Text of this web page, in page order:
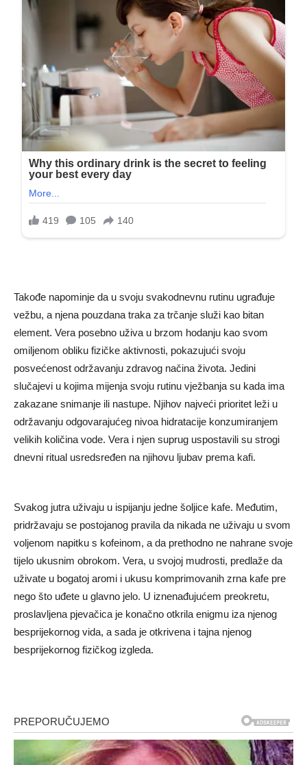
Takođe napominje da u svoju svakodnevnu rutinu ugrađuje
vežbu, a njena pouzdana traka za trčanje služi kao bitan
element. Vera posebno uživa u brzom hodanju kao svom
omiljenom obliku fizičke aktivnosti, pokazujući svoju
posvećenost održavanju zdravog načina života. Jedini
slučajevi u kojima mijenja svoju rutinu vježbanja su kada ima
zakazane snimanje ili nastupe. Njihov najveći prioritet leži u
održavanju odgovarajućeg nivoa hidratacije konzumiranjem
velikih količina vode. Vera i njen suprug uspostavili su strogi
dnevni ritual usredsređen na njihovu ljubav prema kafi.
Svakog jutra uživaju u ispijanju jedne šoljice kafe. Međutim,
pridržavaju se postojanog pravila da nikada ne uživaju u svom
voljenom napitku s kofeinom, a da prethodno ne nahrane svoje
tijelo ukusnim obrokom. Vera, u svojoj mudrosti, predlaže da
uživate u bogatoj aromi i ukusu komprimovanih zrna kafe pre
nego što uđete u glavno jelo. U iznenađujućem preokretu,
proslavljena pjevačica je konačno otkrila enigmu iza njenog
besprijekornog vida, a sada je otkrivena i tajna njenog
besprijekornog fizičkog izgleda.